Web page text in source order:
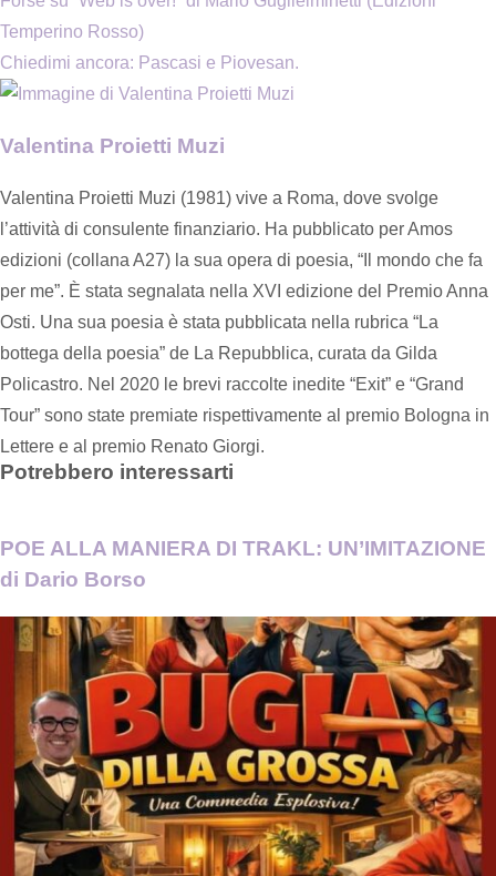
Temperino Rosso)
Chiedimi ancora: Pascasi e Piovesan.
Valentina Proietti Muzi
Valentina Proietti Muzi (1981) vive a Roma, dove svolge
l’attività di consulente finanziario. Ha pubblicato per Amos
edizioni (collana A27) la sua opera di poesia, “Il mondo che fa
per me”. È stata segnalata nella XVI edizione del Premio Anna
Osti. Una sua poesia è stata pubblicata nella rubrica “La
bottega della poesia” de La Repubblica, curata da Gilda
Policastro. Nel 2020 le brevi raccolte inedite “Exit” e “Grand
Tour” sono state premiate rispettivamente al premio Bologna in
Lettere e al premio Renato Giorgi.
Potrebbero interessarti
POE ALLA MANIERA DI TRAKL: UN’IMITAZIONE
di Dario Borso